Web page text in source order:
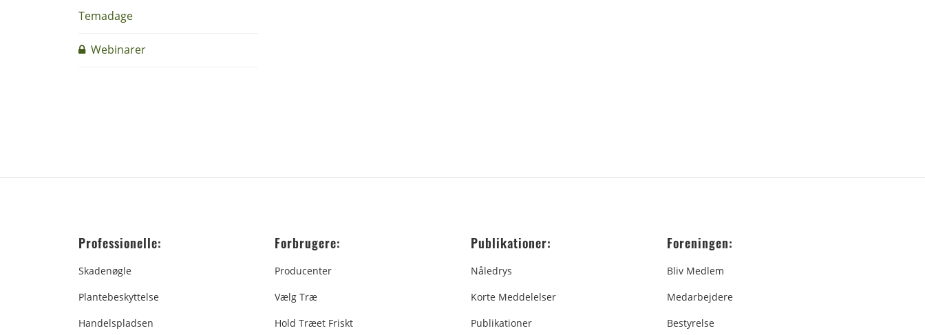
Temadage
Webinarer
Professionelle:
Skadenøgle
Plantebeskyttelse
Handelspladsen
Forbrugere:
Producenter
Vælg Træ
Hold Træet Friskt
Publikationer:
Nåledrys
Korte Meddelelser
Publikationer
Foreningen:
Bliv Medlem
Medarbejdere
Bestyrelse